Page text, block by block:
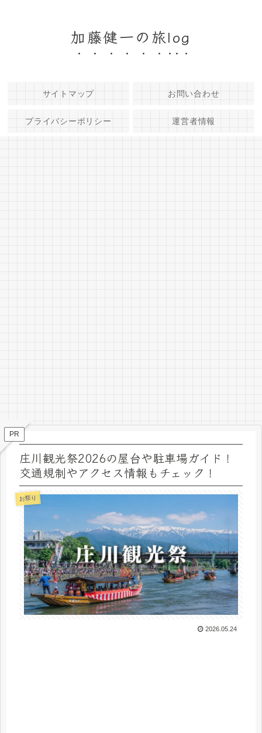
加藤健一の旅log
サイトマップ お問い合わせ
プライバシーポリシー 運営者情報
PR
庄川観光祭2026の屋台や駐車場ガイド！
交通規制やアクセス情報もチェック！
お祭り
2026.05.24